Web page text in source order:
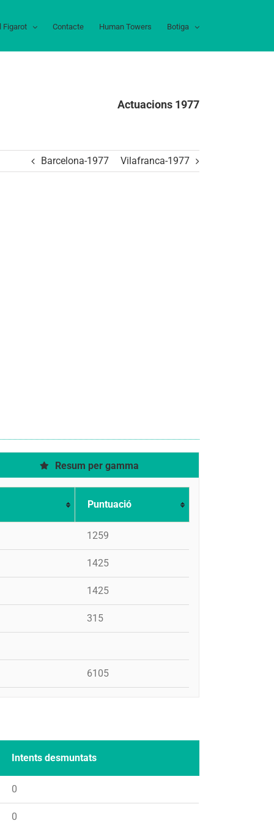
Figarot Contacte Human Towers Botiga
Actuacions 1977
Barcelona-1977 Vilafranca-1977
Resum per gamma
Puntuació
1259
1425
1425
315
6105
Intents desmuntats
0
0